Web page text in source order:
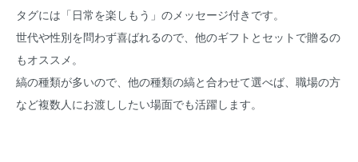
タグには「日常を楽しもう」のメッセージ付きです。
世代や性別を問わず喜ばれるので、他のギフトとセットで贈るの
もオススメ。
縞の種類が多いので、他の種類の縞と合わせて選べば、職場の方
など複数人にお渡ししたい場面でも活躍します。